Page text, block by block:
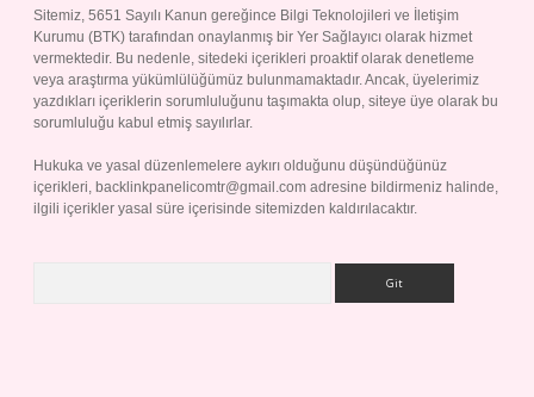
Sitemiz, 5651 Sayılı Kanun gereğince Bilgi Teknolojileri ve İletişim
Kurumu (BTK) tarafından onaylanmış bir Yer Sağlayıcı olarak hizmet
vermektedir. Bu nedenle, sitedeki içerikleri proaktif olarak denetleme
veya araştırma yükümlülüğümüz bulunmamaktadır. Ancak, üyelerimiz
yazdıkları içeriklerin sorumluluğunu taşımakta olup, siteye üye olarak bu
sorumluluğu kabul etmiş sayılırlar.
Hukuka ve yasal düzenlemelere aykırı olduğunu düşündüğünüz
içerikleri, backlinkpanelicomtr@gmail.com adresine bildirmeniz halinde,
ilgili içerikler yasal süre içerisinde sitemizden kaldırılacaktır.